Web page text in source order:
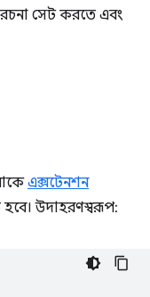
সেট করতে এবং
এক্সটেনশন
উদাহরণস্বরূপ: